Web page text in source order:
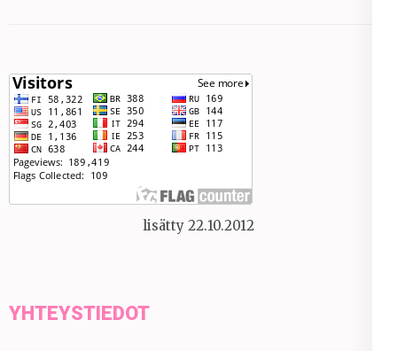
lisätty 22.10.2012
YHTEYSTIEDOT